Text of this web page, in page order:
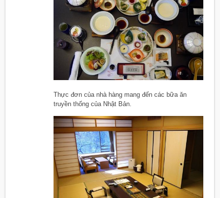
Thực đơn của nhà hàng mang đến các bữa ăn
truyền thống của Nhật Bản.